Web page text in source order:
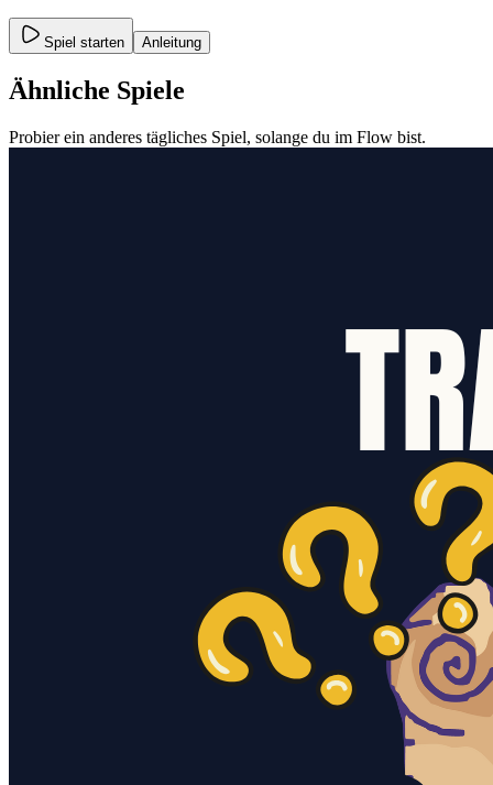
Spiel starten Anleitung
Ähnliche Spiele
Probier ein anderes tägliches Spiel, solange du im Flow bist.